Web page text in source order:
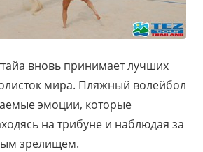
вновь принимает лучших
мира. Пляжный волейбол
эмоции, которые
на трибуне и наблюдая за
зрелищем.